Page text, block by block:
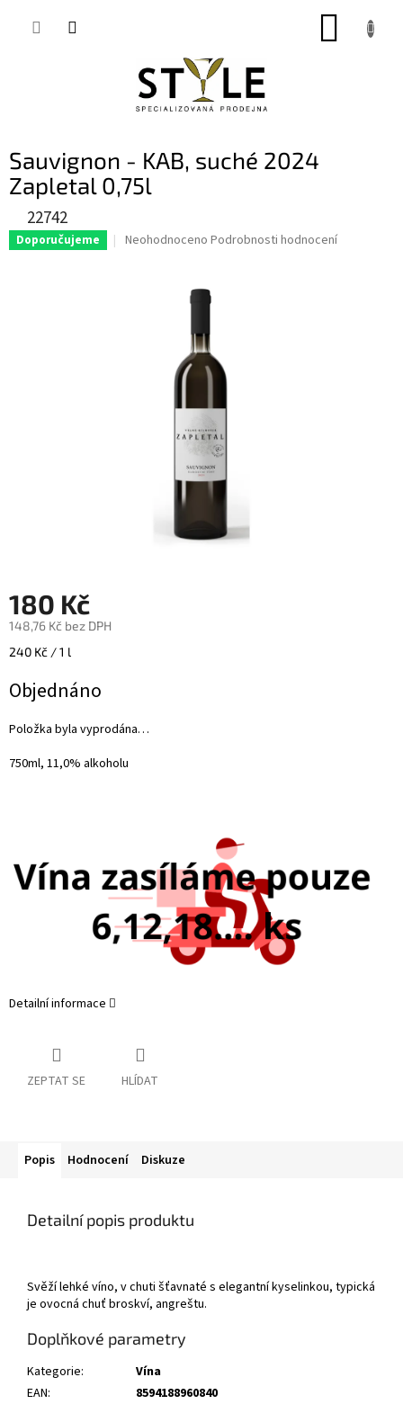
Sauvignon - KAB, suché 2024
Zapletal 0,75l
22742
Doporučujeme
Průměrné
hvězdiček.
Neohodnoceno Podrobnosti hodnocení
180 Kč
148,76 Kč bez DPH
Měrná
240 Kč / 1 l
Objednáno
Položka byla vyprodána…
750ml, 11,0% alkoholu
Detailní informace
ZEPTAT SE HLÍDAT
Popis Hodnocení Diskuze
Detailní popis produktu
Svěží lehké víno, v chuti šťavnaté s elegantní kyselinkou, typická
je ovocná chuť broskví, angreštu.
Doplňkové parametry
Kategorie:
Vína
EAN:
8594188960840